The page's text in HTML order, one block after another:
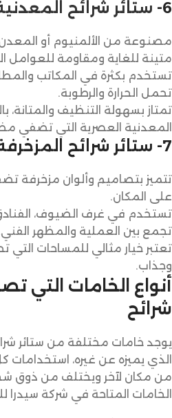
6- ستائر شرائح
مصنوعة من الألمنيوم أو
متينة للغاية ومقاومة للعوامل
تستخدم بكثرة في المكاتب
تحمل الحرارة والرطوبة.
تمتاز بسهولة التنظيف والمتانة،
المعدنية العصرية التي تضفي
7- ستائر شرائح المزخرفة
تتميز بتصاميم وألوان مزخرفة
على المكان.
تستخدم في غرف الضيوف،
تجمع بين العملية والمظهر
تعتبر خيار مثالي للمساحات التي
وجذاب.
أنواع الخامات التي
شرائح
يوجد خامات مختلفة من ستائر
الذي يميزه عن غيره،
من مكان لآخر ويختلف من ذوق شخص
الخامات المتاحة في شركة سيدرا